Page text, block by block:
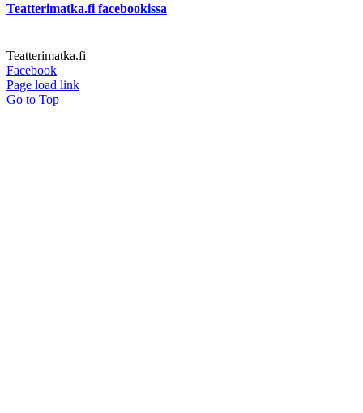
Teatterimatka.fi facebookissa
Teatterimatka.fi
Facebook
Page load link
Go to Top